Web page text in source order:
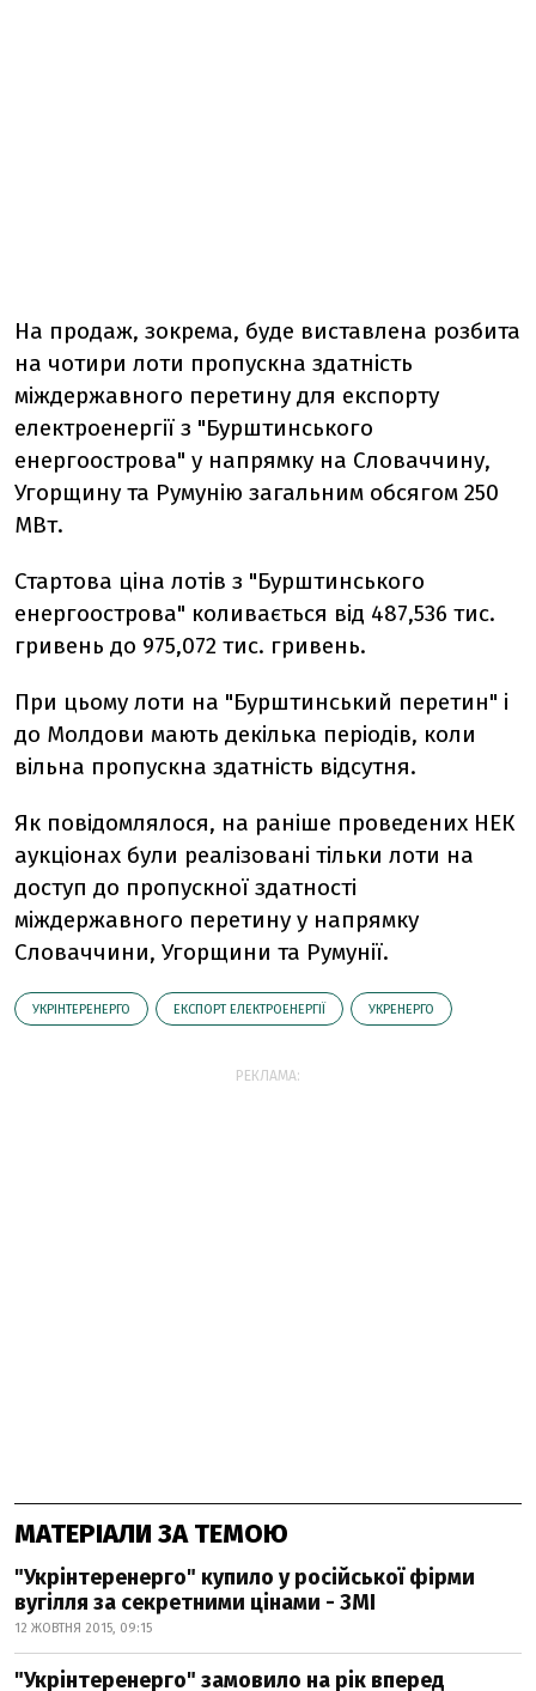
На продаж, зокрема, буде виставлена розбита
на чотири лоти пропускна здатність
міждержавного перетину для експорту
електроенергії з "Бурштинського
енергоострова" у напрямку на Словаччину,
Угорщину та Румунію загальним обсягом 250
МВт.
Стартова ціна лотів з "Бурштинського
енергоострова" коливається від 487,536 тис.
гривень до 975,072 тис. гривень.
При цьому лоти на "Бурштинський перетин" і
до Молдови мають декілька періодів, коли
вільна пропускна здатність відсутня.
Як повідомлялося, на раніше проведених НЕК
аукціонах були реалізовані тільки лоти на
доступ до пропускної здатності
міждержавного перетину у напрямку
Словаччини, Угорщини та Румунії.
УКРІНТЕРЕНЕРГО ЕКСПОРТ ЕЛЕКТРОЕНЕРГІЇ УКРЕНЕРГО
РЕКЛАМА:
МАТЕРІАЛИ ЗА ТЕМОЮ
"Укрінтеренерго" купило у російської фірми
вугілля за секретними цінами - ЗМІ
12 ЖОВТНЯ 2015, 09:15
"Укрінтеренерго" замовило на рік вперед